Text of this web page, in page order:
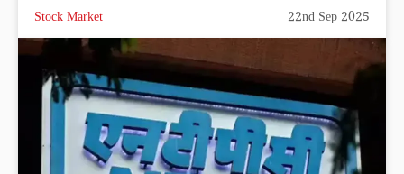
Stock Market 22nd Sep 2025